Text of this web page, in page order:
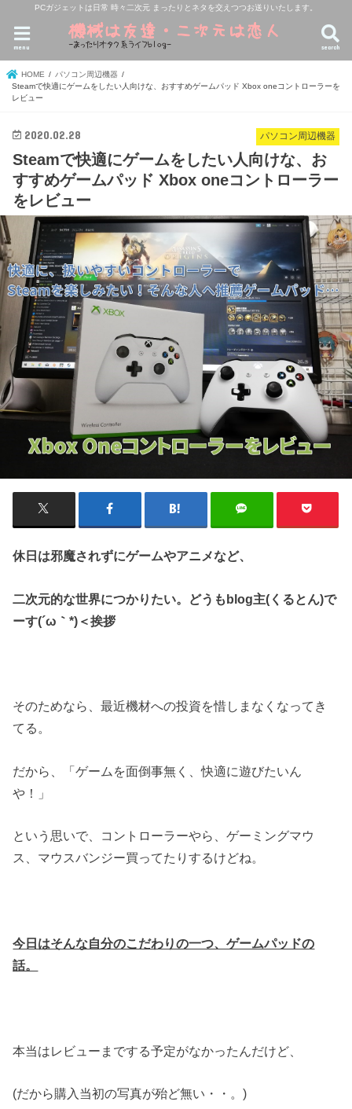
PCガジェットは日常 時々二次元 まったりとネタを交えつつお送りいたします。
search
menu
HOME
パソコン周辺機器
Steamで快適にゲームをしたい人向けな、おすすめゲームパッド Xbox oneコントローラーを
レビュー
パソコン周辺機器
2020.02.28
Steamで快適にゲームをしたい人向けな、お
すすめゲームパッド Xbox oneコントローラー
をレビュー
休日は邪魔されずにゲームやアニメなど、
二次元的な世界につかりたい。どうもblog主(くるとん)で
ーす(´ω｀*)＜挨拶
そのためなら、最近機材への投資を惜しまなくなってき
てる。
だから、「ゲームを面倒事無く、快適に遊びたいん
や！」
という思いで、コントローラーやら、ゲーミングマウ
ス、マウスバンジー買ってたりするけどね。
今日はそんな自分のこだわりの一つ、ゲームパッドの
話。
本当はレビューまでする予定がなかったんだけど、
(だから購入当初の写真が殆ど無い・・。)